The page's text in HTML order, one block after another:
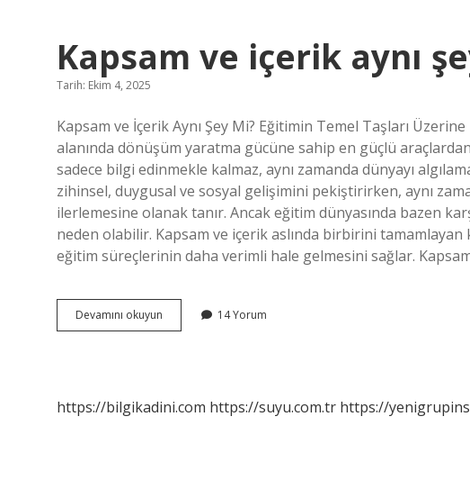
Kapsam ve içerik aynı
Tarih: Ekim 4, 2025
Kapsam ve İçerik Aynı Şey Mi? Eğitimin Temel Taşları
alanında dönüşüm yaratma gücüne sahip en güçlü
sadece bilgi edinmekle kalmaz, aynı zamanda dünyayı
zihinsel, duygusal ve sosyal gelişimini pekiştirirken, aynı
ilerlemesine olanak tanır. Ancak eğitim dünyasında bazen
neden olabilir. Kapsam ve içerik aslında birbirini
eğitim süreçlerinin daha verimli hale gelmesini sağlar.
Devamını okuyun Kapsam
ve
?
14 Yorum
https://bilgikadini.com https://suyu.com.tr https://